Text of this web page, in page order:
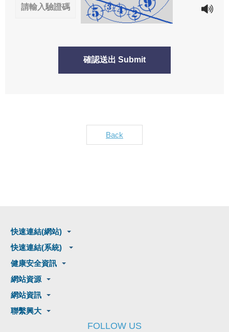
確認送出 Submit
Back
快速連結(網站)
快速連結(系統)
健康安全資訊
網站資源
網站資訊
聯繫興大
FOLLOW US